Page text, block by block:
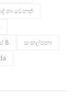
හා වෙනත්
8
සංකල්පනා